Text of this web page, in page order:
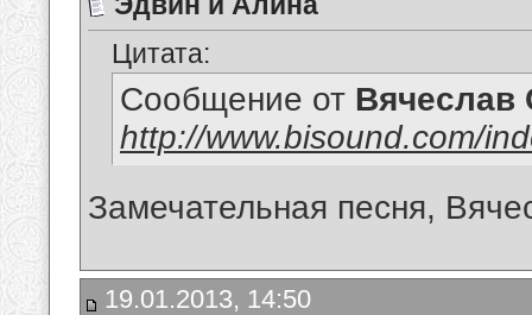
Цитата:
Сообщение от Вячеслав
http://www.bisound.com/
Замечательная песня,
19.01.2013, 14:50